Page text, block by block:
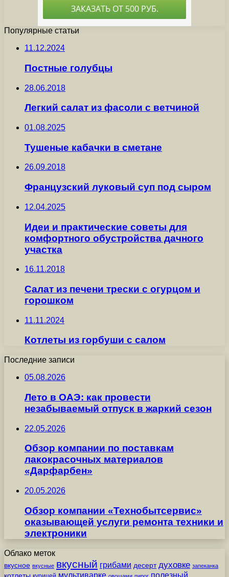
Популярные статьи
11.12.2024
Постные голубцы
28.06.2018
Легкий салат из фасоли с ветчиной
01.08.2025
Тушеные кабачки в сметане
26.09.2018
Французский луковый суп под сыром
12.04.2025
Идеи и практические советы для
комфортного обустройства дачного
участка
16.11.2018
Салат из печени трески с огурцом и
горошком
11.11.2024
Котлеты из горбуши с салом
Последние записи
05.08.2026
Лето в ОАЭ: как провести
незабываемый отпуск в жаркий сезон
22.05.2026
Обзор компании по поставкам
лакокрасочных материалов
«Дарфарбен»
20.05.2026
Обзор компании «Технобытсервис»
оказывающей услуги ремонта техники и
электроники
Облако меток
вкусное вкусные вкусный грибами десерт духовке запеканка
котлеты мультиварке овощами пирог полезный